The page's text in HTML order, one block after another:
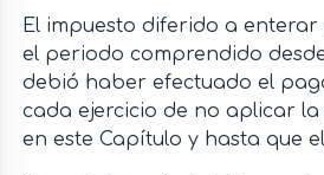
El impuesto diferido a
el periodo comprendido
debió haber efectuado el
cada ejercicio de no aplicar
en este Capítulo y hasta que